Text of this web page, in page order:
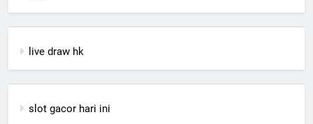
live draw hk
slot gacor hari ini